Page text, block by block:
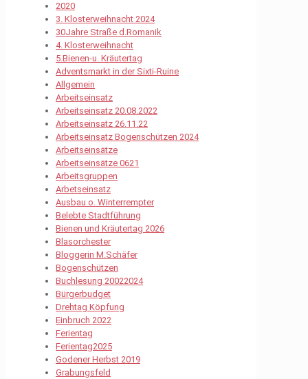
2020
3. Klosterweihnacht 2024
30Jahre Straße d.Romanik
4. Klosterweihnacht
5.Bienen-u. Kräutertag
Adventsmarkt in der Sixti-Ruine
Allgemein
Arbeitseinsatz
Arbeitseinsatz 20.08.2022
Arbeitseinsatz 26.11.22
Arbeitseinsatz Bogenschützen 2024
Arbeitseinsätze
Arbeitseinsätze 0621
Arbeitsgruppen
Arbetseinsatz
Ausbau o. Winterrempter
Belebte Stadtführung
Bienen und Kräutertag 2026
Blasorchester
Bloggerin M.Schäfer
Bogenschützen
Buchlesung 20022024
Bürgerbudget
Drehtag Köpfung
Einbruch 2022
Ferientag
Ferientag2025
Godener Herbst 2019
Grabungsfeld